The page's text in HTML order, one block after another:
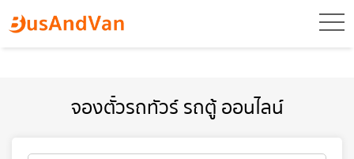
จองตั๋วรถทัวร์ รถตู้ ออนไลน์